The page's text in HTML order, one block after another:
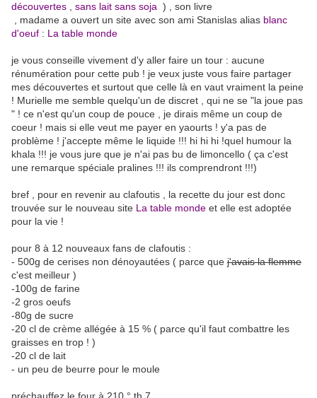
découvertes
sans lait sans soja ) , son livre
, madame a ouvert un site avec son ami Stanislas alias blanc
d'oeuf : La table monde
je vous conseille vivement d'y aller faire un tour : aucune
rénumération pour cette pub ! je veux juste vous faire partager
mes découvertes et surtout que celle là en vaut vraiment la peine
! Murielle me semble quelqu'un de discret , qui ne se "la joue pas
" ! ce n'est qu'un coup de pouce , je dirais même un coup de
coeur ! mais si elle veut me payer en yaourts ! y'a pas de
problème ! j'accepte même le liquide !!! hi hi hi !quel humour la
khala !!! je vous jure que je n'ai pas bu de limoncello ( ça c'est
une remarque spéciale pralines !!! ils comprendront !!!)
bref , pour en revenir au clafoutis , la recette du jour est donc
trouvée sur le nouveau site La table monde et elle est adoptée
pour la vie !
pour 8 à 12 nouveaux fans de clafoutis :
- 500g de cerises non dénoyautées ( parce que j'avais la flemme
c'est meilleur )
-100g de farine
-2 gros oeufs
-80g de sucre
-20 cl de crème allégée à 15 % ( parce qu'il faut combattre les
graisses en trop ! )
-20 cl de lait
- un peu de beurre pour le moule